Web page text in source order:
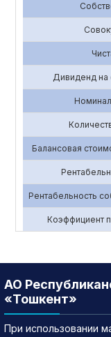
Дивиденд на
Балансовая
Рентабельность
Коэффициент
АО
«Тошкент»
При использовании